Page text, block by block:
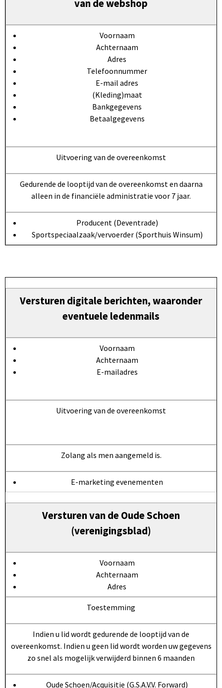
van de webshop
Voornaam
Achternaam
Adres
Telefoonnummer
E-mail adres
(Kleding)maat
Bankgegevens
Betaalgegevens
Uitvoering van de overeenkomst
Gedurende de looptijd van de overeenkomst en daarna
alleen in de financiële administratie voor 7 jaar.
Producent (Deventrade)
Sportspeciaalzaak/vervoerder (Sporthuis Winsum)
Versturen digitale berichten, waaronder
eventuele ledenmails
Voornaam
Achternaam
E-mailadres
Uitvoering van de overeenkomst
Zolang als men aangemeld is.
E-marketing evenementen
Versturen van de Oude Schoen
(verenigingsblad)
Voornaam
Achternaam
Adres
Toestemming
Indien u lid wordt gedurende de looptijd van de
overeenkomst. Indien u geen lid wordt worden uw gegevens
zo snel als mogelijk verwijderd binnen 6 maanden
Oude Schoen/Acquisitie (G.S.A.V.V. Forward)